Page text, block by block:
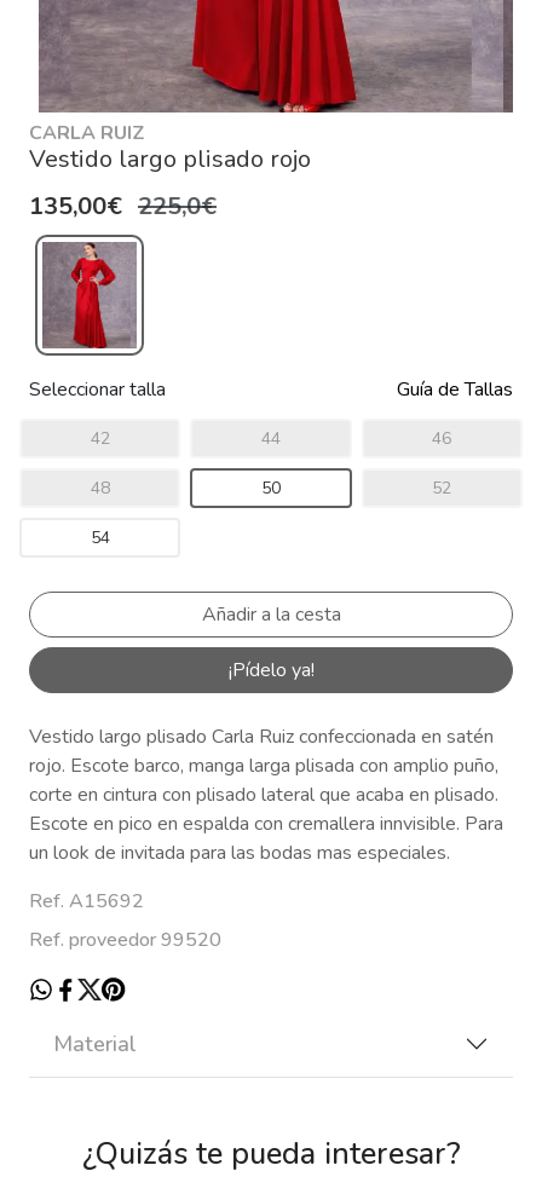
CARLA RUIZ
Vestido largo plisado rojo
135,00€ 225,0€
Seleccionar talla Guía de Tallas
42 44 46
48 50 52
54
¡Pídelo ya!
Vestido largo plisado Carla Ruiz confeccionada en satén
rojo. Escote barco, manga larga plisada con amplio puño,
corte en cintura con plisado lateral que acaba en plisado.
Escote en pico en espalda con cremallera innvisible. Para
un look de invitada para las bodas mas especiales.
Ref. A15692
Ref. proveedor 99520
Material
¿Quizás te pueda interesar?